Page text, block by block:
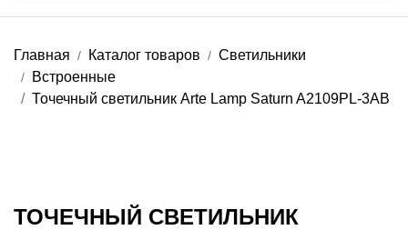
Главная Каталог товаров
Светильники
Встроенные
Точечный светильник Arte Lamp Saturn A2109PL-3AB
ТОЧЕЧНЫЙ СВЕТИЛЬНИК